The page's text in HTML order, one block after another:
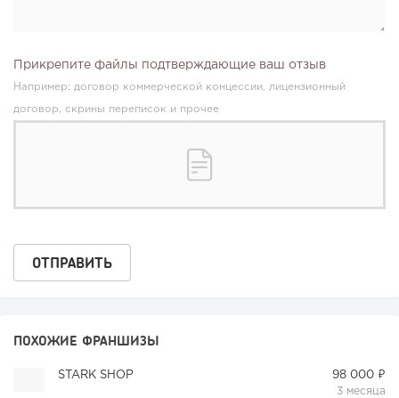
Прикрепите файлы подтверждающие ваш отзыв
Например: договор коммерческой концессии, лицензионный
договор, скрины переписок и прочее
ПОХОЖИЕ ФРАНШИЗЫ
STARK SHOP
98 000 ₽
3 месяца